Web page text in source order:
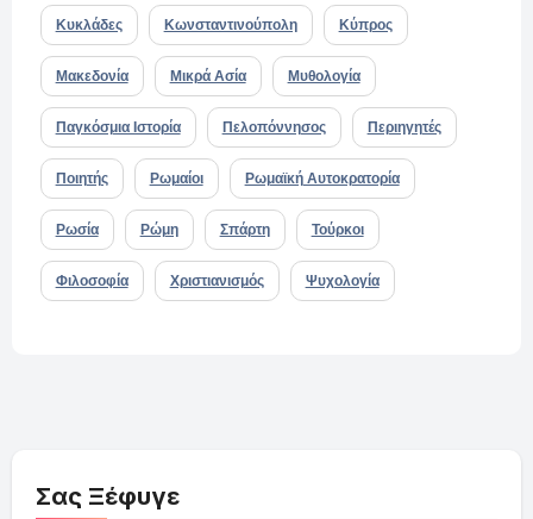
Κυκλάδες Κωνσταντινούπολη Κύπρος
Μακεδονία Μικρά Ασία Μυθολογία
Παγκόσμια Ιστορία Πελοπόννησος Περιηγητές
Ποιητής Ρωμαίοι Ρωμαϊκή Αυτοκρατορία
Ρωσία Ρώμη Σπάρτη Τούρκοι
Φιλοσοφία Χριστιανισμός Ψυχολογία
Σας Ξέφυγε